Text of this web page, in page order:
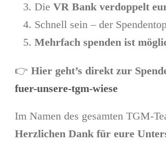
Die VR Bank verdoppelt
Schnell sein – der
Mehrfach spenden ist
👉 Hier geht’s direkt zur
fuer-unsere-tgm-wiese
Im Namen des gesamten TGM-
Herzlichen Dank für eure